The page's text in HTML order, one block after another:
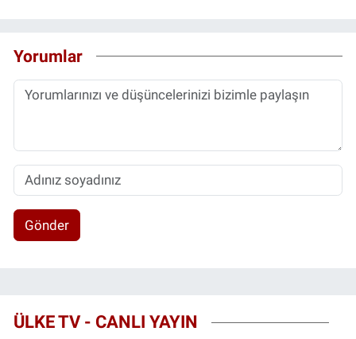
Yorumlar
Gönder
ÜLKE TV - CANLI YAYIN